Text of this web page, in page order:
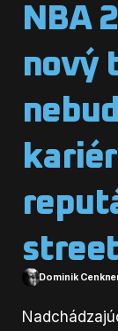
NBA
nový
Dominik